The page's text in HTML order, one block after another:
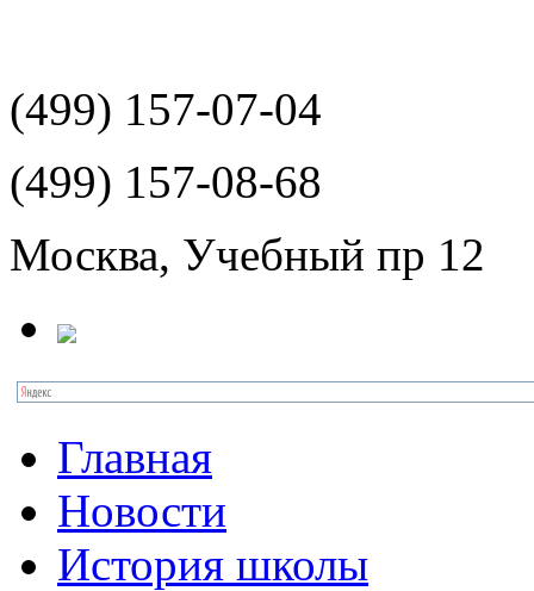
(499) 157-07-04
(499) 157-08-68
Москва, Учебный пр 12
Главная
Новости
История школы